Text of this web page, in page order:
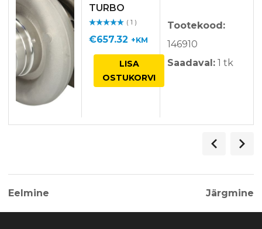
TURBO
HOLSET
Hinnangu
ga/ 5
( 1 )
€657.32 +KM
LISA
OSTUKORVI
Tootekood:
146910
Saadaval: 1 tk
Eelmine Järgmine